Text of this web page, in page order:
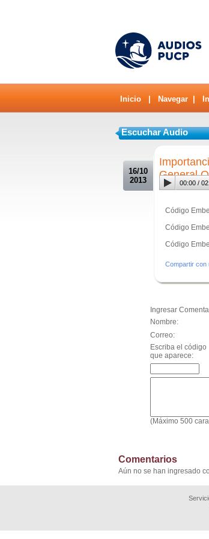
Inicio Navegar
Escuchar Audio
16/10
2013
General
00:00 /
Código
Código
Código
Compartir con
Ingresar
Nombre:
Correo:
Escriba el código
que aparece:
(Máximo 500
Comentarios
Aún no se han ingresado